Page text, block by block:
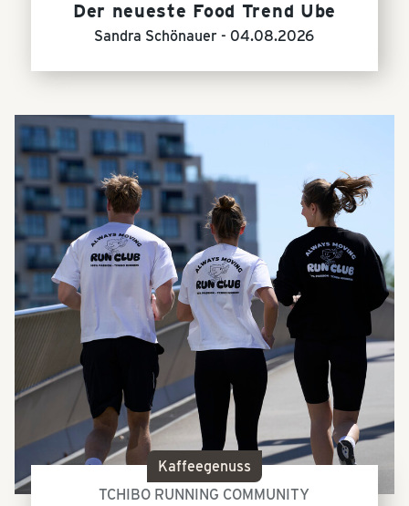
Der neueste Food Trend Ube
Sandra Schönauer - 04.08.2026
Kaffeegenuss
TCHIBO RUNNING COMMUNITY